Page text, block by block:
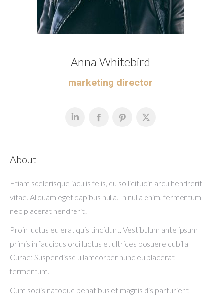
Anna Whitebird
marketing director
About
Etiam scelerisque iaculis felis, eu sollicitudin arcu hendrerit
vitae. Aliquam eget dapibus nulla. In nulla enim, fermentum
nec placerat hendrerit!
Proin luctus eu erat quis tincidunt. Vestibulum ante ipsum
primis in faucibus orci luctus et ultrices posuere cubilia
Curae; Suspendisse ullamcorper nunc eu placerat
fermentum.
Cum sociis natoque penatibus et magnis dis parturient